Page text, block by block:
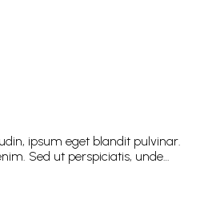
ipsum eget blandit pulvinar.
Sed ut perspiciatis, unde…